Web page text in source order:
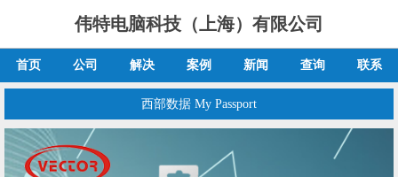
伟特电脑科技（上海）有限公司
首页 公司 解决 案例 新闻 查询 联系
西部数据 My Passport